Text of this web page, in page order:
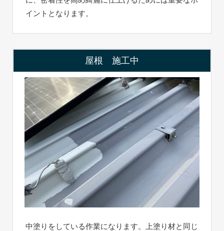
イントとなります。
屋根 施工中
中塗りをしている作業になります。上塗り材と同じ